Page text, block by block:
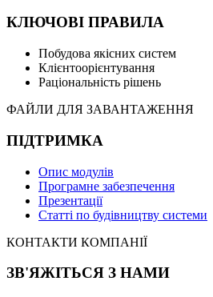
КЛЮЧОВІ ПРАВИЛА
Побудова якісних систем
Клієнтоорієнтування
Раціональність рішень
ФАЙЛИ ДЛЯ ЗАВАНТАЖЕННЯ
ПІДТРИМКА
Опис модулів
Програмне забезпечення
Презентації
Статті по будівництву системи
КОНТАКТИ КОМПАНІЇ
ЗВ'ЯЖІТЬСЯ З НАМИ